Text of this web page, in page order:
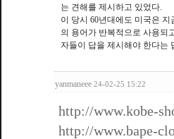
는 견해를 제시하고 있었다.
이 당시 60년대에도 미국은
의 용어가 반복적으로 사용되
자들이 답을 제시해야 한다는
yanmaneee 24-02-25 15:22
http://www.kobe-
http://www.bape-